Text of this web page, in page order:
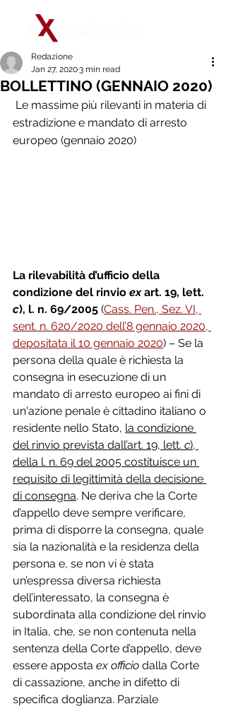
BOLLETTINO (GENNAIO 2020)
Redazione
Jan 27, 20203 min read
estradizione e mandato di arresto
europeo (gennaio 2020)
La rilevabilità d’ufficio della
condizione del rinvio ex art. 19, lett.
c), l. n. 69/2005 (Cass. Pen., Sez. VI,
sent. n. 620/2020 dell’8 gennaio 2020,
depositata il 10 gennaio 2020) – Se la
persona della quale è richiesta la
consegna in esecuzione di un
mandato di arresto europeo ai fini di
un'azione penale è cittadino italiano o
residente nello Stato, la condizione
del rinvio prevista dall’art. 19, lett. c),
della l. n. 69 del 2005 costituisce un
requisito di legittimità della decisione
di consegna. Ne deriva che la Corte
d’appello deve sempre verificare,
prima di disporre la consegna, quale
sia la nazionalità e la residenza della
persona e, se non vi è stata
un’espressa diversa richiesta
dell’interessato, la consegna è
subordinata alla condizione del rinvio
in Italia, che, se non contenuta nella
sentenza della Corte d’appello, deve
essere apposta ex officio dalla Corte
di cassazione, anche in difetto di
specifica doglianza. Parziale